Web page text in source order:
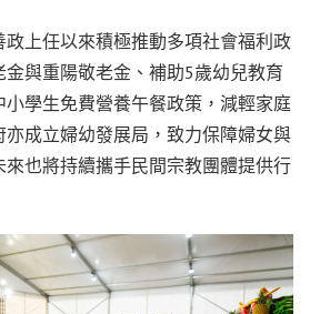
上任以來積極推動多項社會福利政
與重陽敬老金、補助5歲幼兒教育
學生免費營養午餐政策，減輕家庭
成立婦幼發展局，致力保障婦女與
來也將持續攜手民間宗教團體提供行